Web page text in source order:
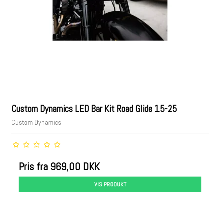
Custom Dynamics LED Bar Kit Road Glide 15-25
Custom Dynamics
Pris fra 969,00 DKK
VIS PRODUKT